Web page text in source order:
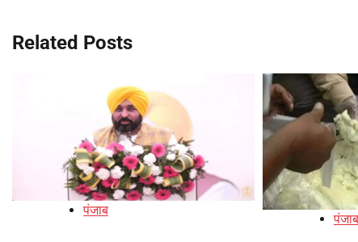
Related Posts
पंजाब
पंजाब